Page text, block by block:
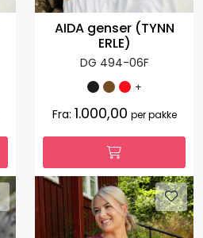
AIDA genser (TYNN
ERLE)
DG 494-06F
+
Fra: 1.000,00 per pakke